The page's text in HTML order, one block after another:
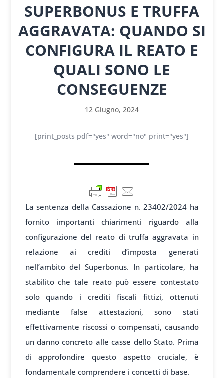
SUPERBONUS E TRUFFA
AGGRAVATA: QUANDO SI
CONFIGURA IL REATO E
QUALI SONO LE
CONSEGUENZE
12 Giugno, 2024
[print_posts pdf="yes" word="no" print="yes"]
La sentenza della Cassazione n. 23402/2024 ha
fornito importanti chiarimenti riguardo alla
configurazione del reato di truffa aggravata in
relazione ai crediti d’imposta generati
nell’ambito del Superbonus. In particolare, ha
stabilito che tale reato può essere contestato
solo quando i crediti fiscali fittizi, ottenuti
mediante false attestazioni, sono stati
effettivamente riscossi o compensati, causando
un danno concreto alle casse dello Stato. Prima
di approfondire questo aspetto cruciale, è
fondamentale comprendere i concetti di base.